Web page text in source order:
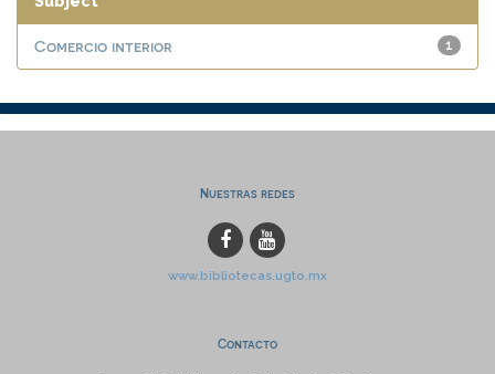
1
Comercio interior
Nuestras redes
www.bibliotecas.ugto.mx
Contacto